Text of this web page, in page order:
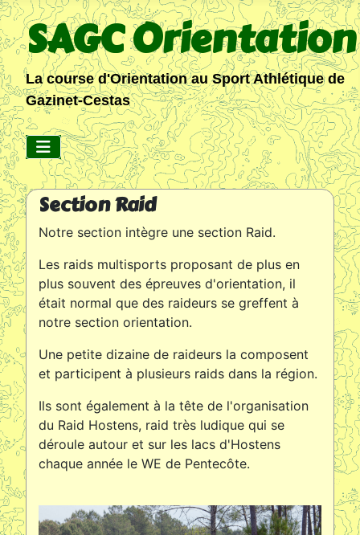
SAGC Orientation
La course d'Orientation au Sport Athlétique de
Gazinet-Cestas
Section Raid
Notre section intègre une section Raid.
Les raids multisports proposant de plus en
plus souvent des épreuves d'orientation, il
était normal que des raideurs se greffent à
notre section orientation.
Une petite dizaine de raideurs la composent
et participent à plusieurs raids dans la région.
Ils sont également à la tête de l'organisation
du Raid Hostens, raid très ludique qui se
déroule autour et sur les lacs d'Hostens
chaque année le WE de Pentecôte.